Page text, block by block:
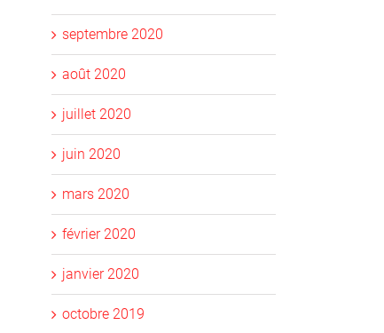
septembre 2020
août 2020
juillet 2020
juin 2020
mars 2020
février 2020
janvier 2020
octobre 2019